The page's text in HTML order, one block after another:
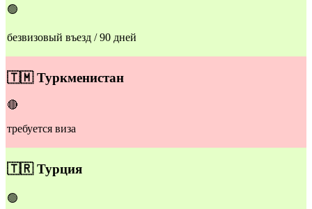
🟢
безвизовый въезд / 90 дней
​🇹🇲Туркменистан
🔴
требуется виза
​🇹🇷Турция
🟢